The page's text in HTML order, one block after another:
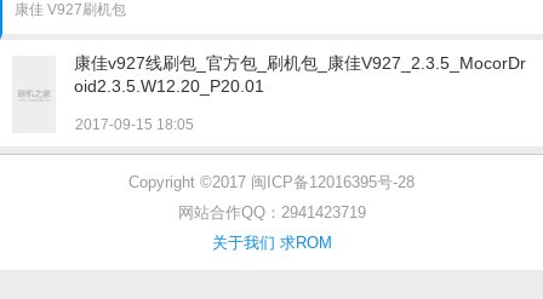
康佳 V927刷机包
康佳v927线刷包_官方包_刷机包_康佳V927_2.3.5_MocorDr
oid2.3.5.W12.20_P20.01
2017-09-15 18:05
Copyright ©2017 闽ICP备12016395号-28
网站合作QQ：2941423719
关于我们 求ROM